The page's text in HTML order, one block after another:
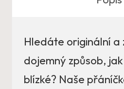
Hledáte originální a
dojemný způsob,
blízké? Naše